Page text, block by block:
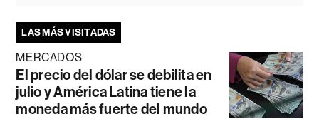
LAS MÁS VISITADAS
MERCADOS
El precio del dólar se debilita en
julio y América Latina tiene la
moneda más fuerte del mundo